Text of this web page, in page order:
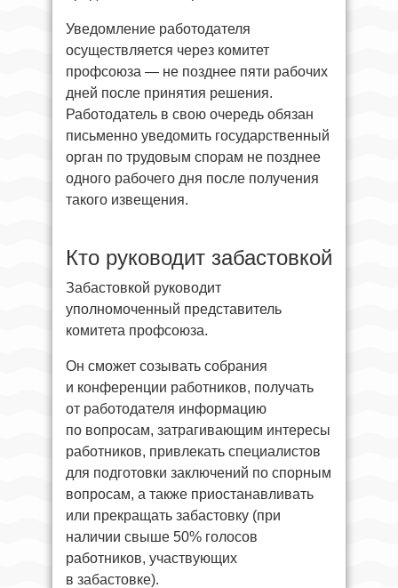
Уведомление работодателя
осуществляется через комитет
профсоюза — не позднее пяти рабочих
дней после принятия решения.
Работодатель в свою очередь обязан
письменно уведомить государственный
орган по трудовым спорам не позднее
одного рабочего дня после получения
такого извещения.
Кто руководит забастовкой
Забастовкой руководит
уполномоченный представитель
комитета профсоюза.
Он сможет созывать собрания
и конференции работников, получать
от работодателя информацию
по вопросам, затрагивающим интересы
работников, привлекать специалистов
для подготовки заключений по спорным
вопросам, а также приостанавливать
или прекращать забастовку (при
наличии свыше 50% голосов
работников, участвующих
в забастовке).